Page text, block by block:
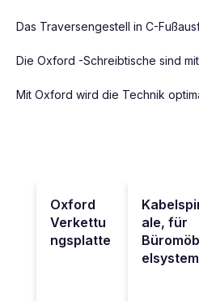
Das Traversengestell in C-
Die Oxford -Schreibtische sind
Mit Oxford wird die Technik
Oxford
Verkettu
ngsplatte
ale, für
Büromöb